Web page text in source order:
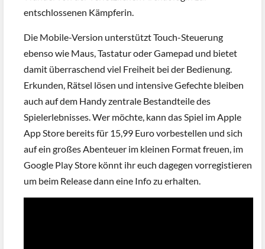
entschlossenen Kämpferin.
Die Mobile-Version unterstützt Touch-Steuerung
ebenso wie Maus, Tastatur oder Gamepad und bietet
damit überraschend viel Freiheit bei der Bedienung.
Erkunden, Rätsel lösen und intensive Gefechte bleiben
auch auf dem Handy zentrale Bestandteile des
Spielerlebnisses. Wer möchte, kann das Spiel im Apple
App Store bereits für 15,99 Euro vorbestellen und sich
auf ein großes Abenteuer im kleinen Format freuen, im
Google Play Store könnt ihr euch dagegen vorregistieren
um beim Release dann eine Info zu erhalten.